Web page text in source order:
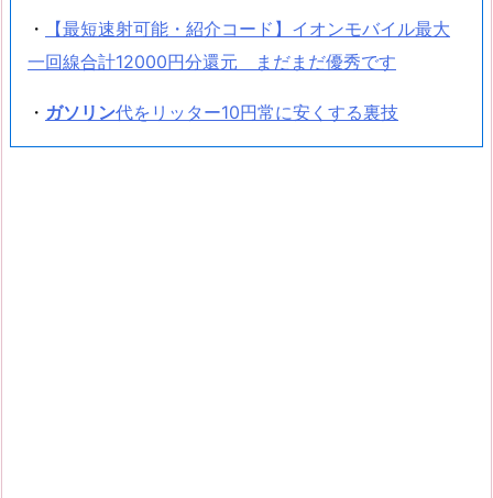
・
【最短速射可能・紹介コード】イオンモバイル最大
一回線合計12000円分還元 まだまだ優秀です
・ ガソリン代をリッター10円常に安くする裏技